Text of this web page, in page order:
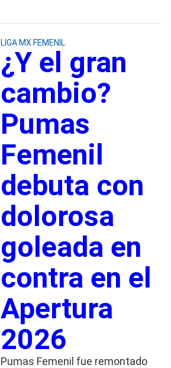
LIGA MX FEMENIL
¿Y el gran
cambio?
Pumas
Femenil
debuta con
dolorosa
goleada en
contra en el
Apertura
2026
Pumas Femenil fue remontado